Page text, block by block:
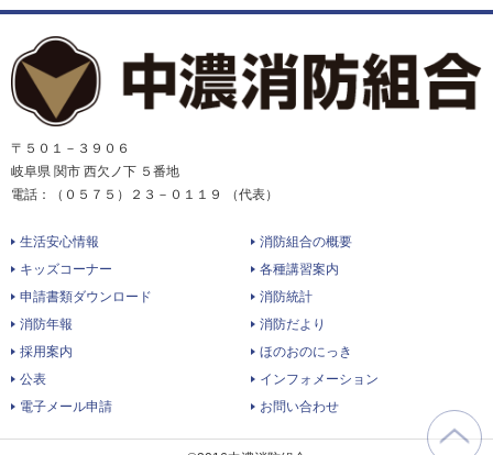
〒５０１－３９０６
岐阜県 関市 西欠ノ下 ５番地
電話：（０５７５）２３－０１１９ （代表）
生活安心情報
消防組合の概要
キッズコーナー
各種講習案内
申請書類ダウンロード
消防統計
消防年報
消防だより
採用案内
ほのおのにっき
公表
インフォメーション
電子メール申請
お問い合わせ